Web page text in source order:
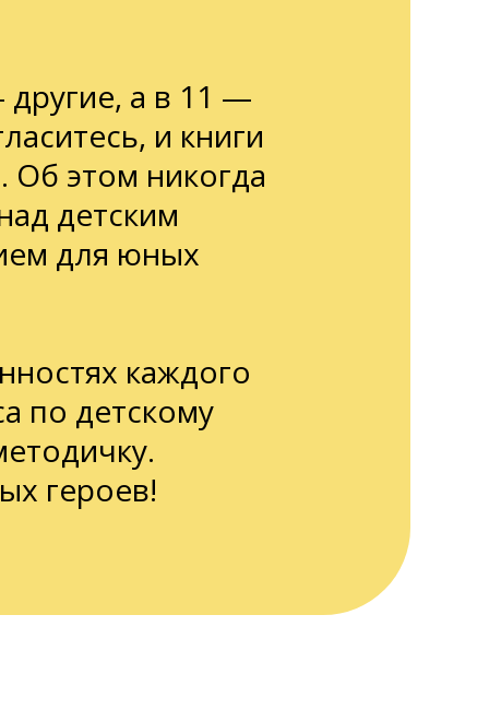
а в 11 —
и книги
Об этом никогда
детским
для юных
каждого
по детскому
героев!